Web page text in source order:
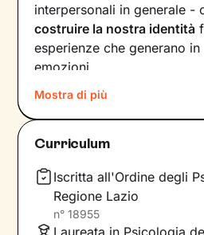
interpersonali in generale -
costruire la nostra identità
esperienze che generano
emozioni.
Quando il benessere viene a
motivazione è da ricercare
delle dinamiche relazionali,
lavorare prima di tutto sulla
poi sullacostruzione di
aiuteranno a vedere il
Mostra di più
Curriculum
Iscritta all'Ordine degli
Regione Lazio
n° 18955
Laureata in Psicologia